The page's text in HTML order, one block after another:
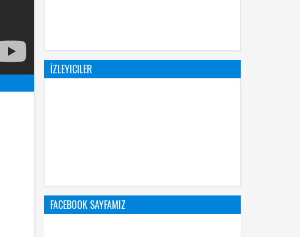
İZLEYICILER
FACEBOOK SAYFAMIZ